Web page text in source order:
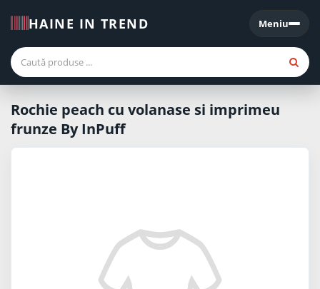
HAINE IN TREND Meniu
Meniu
Rochie peach cu volanase si imprimeu
frunze By InPuff